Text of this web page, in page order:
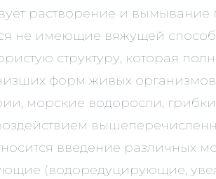
растворение и вымывание
не имеющие вяжущей
структуру, которая
форм живых
морские водоросли,
введение различных
(водоредуцирующие,